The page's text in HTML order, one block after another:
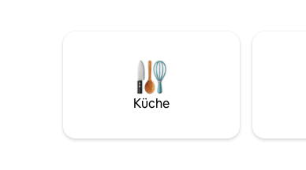
Bauernhaus mit 3 Schlafzimmern und 2
Badezimmern verfügt über eine
geräumige Veranda, die sich perfekt für
Familienmahlzeiten, morgendlichen
Genieße die kühle Bergbrise, eine
Küche